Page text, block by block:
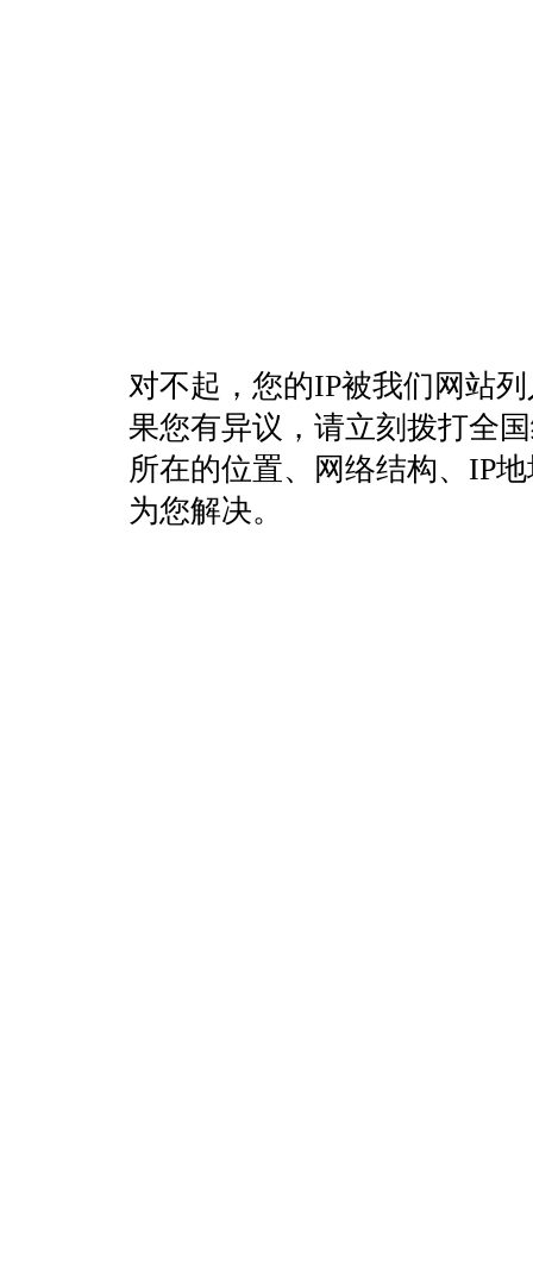
对不起，您的IP被我们网站
果您有异议，请立刻拨打全
所在的位置、网络结构、IP
为您解决。